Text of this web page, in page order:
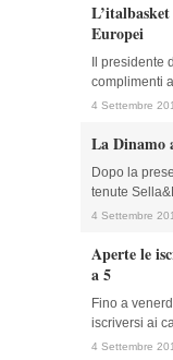
Europei
Il presidente
complimenti
4 Settembre
La Dinamo
Dopo la
tenute
4 Settembre
Aperte le
a 5
Fino a
iscriversi ai
4 Settembre